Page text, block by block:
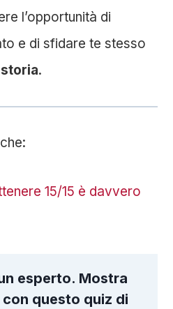
l’opportunità di
e di sfidare te stesso
.
15/15 è davvero
esperto. Mostra
questo quiz di